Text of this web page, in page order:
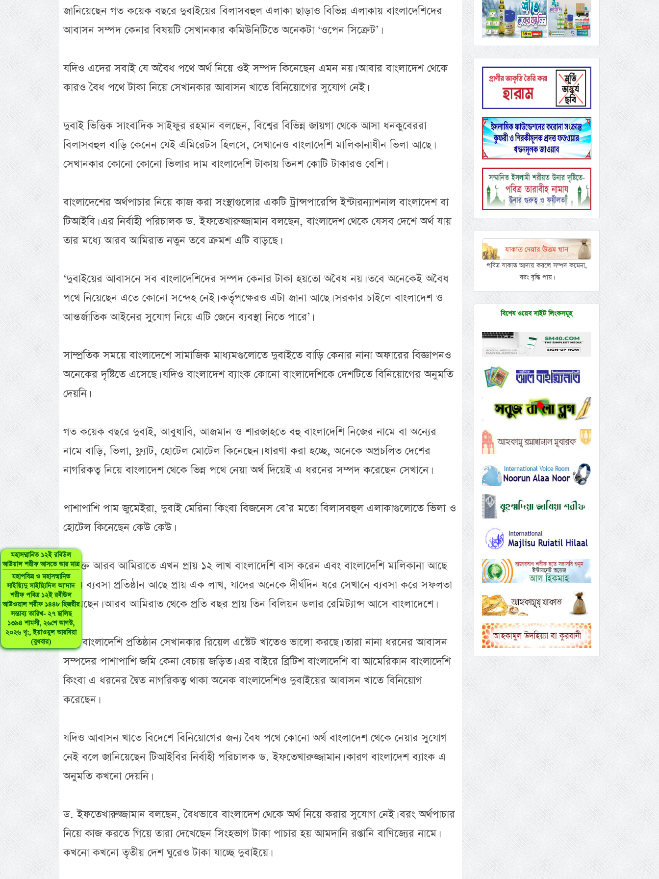
মহাসম্মানিত ১২ই রবিউল
আউয়াল শরীফ আসতে আর মাত্র
মহাপবিত্র ও মহাসম্মানিত
সাইয়্যিদু সাইয়্যিদিল আ’দাদ
শরীফ পবিত্র ১২ই রবীউল
আউওয়াল শরীফ ১৪৪৮ হিজরীর
সম্ভাব্য তারিখ- ২৭ ছালিছ
১৩৯৪ শামসী, ২৬শে আগস্ট,
২০২৬ খৃ:, ইয়াওমুল আরবিয়া
(বুধবার)
জানিয়েছেন গত কয়েক বছরে দুবাইয়ের বিলাসবহুল এলাকা ছাড়াও বিভিন্ন এলাকায় বাংলাদেশিদের
আবাসন সম্পদ কেনার বিষয়টি সেখানকার কমিউনিটিতে অনেকটা ‘ওপেন সিক্রেট’।
যদিও এদের সবাই যে অবৈধ পথে অর্থ নিয়ে ওই সম্পদ কিনেছেন এমন নয়। আবার বাংলাদেশ থেকে
কারও বৈধ পথে টাকা নিয়ে সেখানকার আবাসন খাতে বিনিয়োগের সুযোগ নেই।
দুবাই ভিত্তিক সাংবাদিক সাইফুর রহমান বলছেন, বিশ্বের বিভিন্ন জায়গা থেকে আসা ধনকুবেররা
বিলাসবহুল বাড়ি কেনেন যেই এমিরেটস হিলসে, সেখানেও বাংলাদেশি মালিকানাধীন ভিলা আছে।
সেখানকার কোনো কোনো ভিলার দাম বাংলাদেশি টাকায় তিনশ কোটি টাকারও বেশি।
বাংলাদেশের অর্থপাচার নিয়ে কাজ করা সংস্থাগুলোর একটি ট্রান্সপারেন্সি ইন্টারন্যাশনাল বাংলাদেশ বা
টিআইবি। এর নির্বাহী পরিচালক ড. ইফতেখারুজ্জামান বলছেন, বাংলাদেশ থেকে যেসব দেশে অর্থ যায়
তার মধ্যে আরব আমিরাত নতুন তবে ক্রমশ এটি বাড়ছে।
‘দুবাইয়ের আবাসনে সব বাংলাদেশিদের সম্পদ কেনার টাকা হয়তো অবৈধ নয়। তবে অনেকেই অবৈধ
পথে নিয়েছেন এতে কোনো সন্দেহ নেই। কর্তৃপক্ষেরও এটা জানা আছে। সরকার চাইলে বাংলাদেশ ও
আন্তর্জাতিক আইনের সুযোগ নিয়ে এটি জেনে ব্যবস্থা নিতে পারে’।
সাম্প্রতিক সময়ে বাংলাদেশে সামাজিক মাধ্যমগুলোতে দুবাইতে বাড়ি কেনার নানা অফারের বিজ্ঞাপনও
অনেকের দৃষ্টিতে এসেছে। যদিও বাংলাদেশ ব্যাংক কোনো বাংলাদেশিকে দেশটিতে বিনিয়োগের অনুমতি
দেয়নি।
গত কয়েক বছরে দুবাই, আবুধাবি, আজমান ও শারজাহতে বহু বাংলাদেশি নিজের নামে বা অন্যের
নামে বাড়ি, ভিলা, ফ্ল্যাট, হোটেল মোটেল কিনেছেন। ধারণা করা হচ্ছে, অনেকে অপ্রচলিত দেশের
নাগরিকত্ব নিয়ে বাংলাদেশ থেকে ভিন্ন পথে নেয়া অর্থ দিয়েই এ ধরনের সম্পদ করেছেন সেখানে।
পাশাপাশি পাম জুমেইরা, দুবাই মেরিনা কিংবা বিজনেস বে’র মতো বিলাসবহুল এলাকাগুলোতে ভিলা ও
হোটেল কিনেছেন কেউ কেউ।
সংযুক্ত আরব আমিরাতে এখন প্রায় ১২ লাখ বাংলাদেশি বাস করেন এবং বাংলাদেশি মালিকানা আছে
এমন ব্যবসা প্রতিষ্ঠান আছে প্রায় এক লাখ, যাদের অনেকে দীর্ঘদিন ধরে সেখানে ব্যবসা করে সফলতা
পেয়েছেন। আরব আমিরাত থেকে প্রতি বছর প্রায় তিন বিলিয়ন ডলার রেমিট্যান্স আসে বাংলাদেশে।
কিছু বাংলাদেশি প্রতিষ্ঠান সেখানকার রিয়েল এস্টেট খাতেও ভালো করছে। তারা নানা ধরনের আবাসন
সম্পদের পাশাপাশি জমি কেনা বেচায় জড়িত। এর বাইরে ব্রিটিশ বাংলাদেশি বা আমেরিকান বাংলাদেশি
কিংবা এ ধরনের দ্বৈত নাগরিকত্ব থাকা অনেক বাংলাদেশিও দুবাইয়ের আবাসন খাতে বিনিয়োগ
করেছেন।
যদিও আবাসন খাতে বিদেশে বিনিয়োগের জন্য বৈধ পথে কোনো অর্থ বাংলাদেশ থেকে নেয়ার সুযোগ
নেই বলে জানিয়েছেন টিআইবির নির্বাহী পরিচালক ড. ইফতেখারুজ্জামান। কারণ বাংলাদেশ ব্যাংক এ
অনুমতি কখনো দেয়নি।
ড. ইফতেখারুজ্জামান বলছেন, বৈধভাবে বাংলাদেশ থেকে অর্থ নিয়ে করার সুযোগ নেই। বরং অর্থপাচার
নিয়ে কাজ করতে গিয়ে তারা দেখেছেন সিংহভাগ টাকা পাচার হয় আমদানি রপ্তানি বাণিজ্যের নামে।
কখনো কখনো তৃতীয় দেশ ঘুরেও টাকা যাচ্ছে দুবাইয়ে।
পবিত্র যাকাত আদায় করলে সম্পদ কমেনা,
বরং বৃদ্ধি পায়।
বিশেষ ওয়েব সাইট লিংকসমূহ